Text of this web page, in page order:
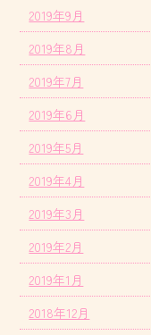
2019年9月
2019年8月
2019年7月
2019年6月
2019年5月
2019年4月
2019年3月
2019年2月
2019年1月
2018年12月